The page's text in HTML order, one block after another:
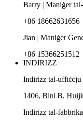
Barry | Maniġer
+86 18662631656
Jian | Maniġer
+86 15366251512
INDIRIZZ
Indirizz tal-uffiċċju
1406, Bini B,
Indirizz tal-